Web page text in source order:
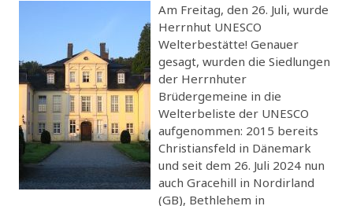
Am Freitag, den 26. Juli, wurde
Herrnhut UNESCO
Welterbestätte! Genauer
gesagt, wurden die Siedlungen
der Herrnhuter
Brüdergemeine in die
Welterbeliste der UNESCO
aufgenommen: 2015 bereits
Christiansfeld in Dänemark
und seit dem 26. Juli 2024 nun
auch Gracehill in Nordirland
(GB), Bethlehem in